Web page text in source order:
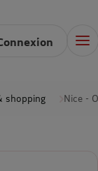
shopping Nice -